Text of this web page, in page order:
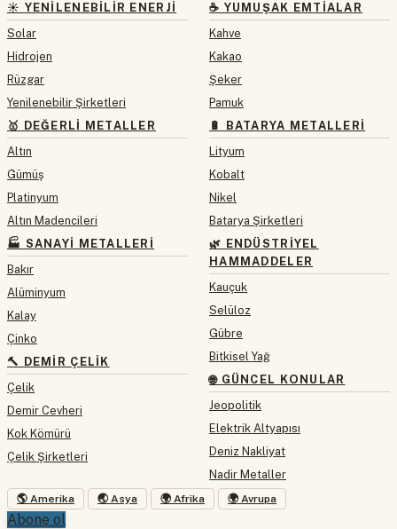
☀️ YENILENEBILIR ENERJI
Solar
Hidrojen
Rüzgar
Yenilenebilir Şirketleri
🥇 DEĞERLI METALLER
Altın
Gümüş
Platinyum
Altın Madencileri
🏭 SANAYI METALLERI
Bakır
Alüminyum
Kalay
Çinko
🔨 DEMIR ÇELIK
Çelik
Demir Cevheri
Kok Kömürü
Çelik Şirketleri
☕ YUMUŞAK EMTIALAR
Kahve
Kakao
Şeker
Pamuk
🔋 BATARYA METALLERI
Lityum
Kobalt
Nikel
Batarya Şirketleri
🌿 ENDÜSTRIYEL
HAMMADDELER
Kauçuk
Selüloz
Gübre
Bitkisel Yağ
🌐 GÜNCEL KONULAR
Jeopolitik
Elektrik Altyapısı
Deniz Nakliyat
Nadir Metaller
🌎 Amerika 🌏 Asya 🌍 Afrika 🌍 Avrupa
Abone ol